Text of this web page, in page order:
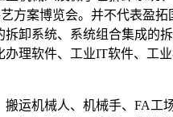
方案博览会。并不代表盈
卸系统、系统组合集成的
理软件、工业IT软件、工
机械人、机械手、FA工